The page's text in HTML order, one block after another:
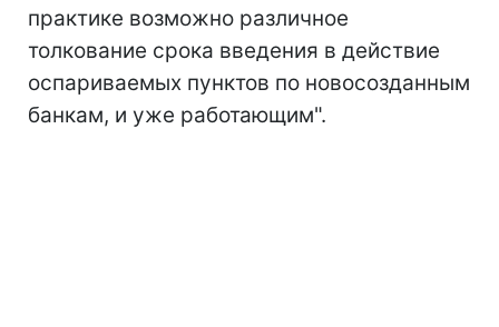
практике возможно различное
толкование срока введения в действие
оспариваемых пунктов по новосозданным
банкам, и уже работающим".